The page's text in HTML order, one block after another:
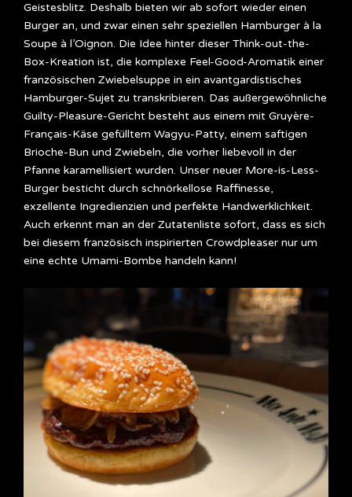
Geistesblitz. Deshalb bieten wir ab sofort wieder einen
Burger an, und zwar einen sehr speziellen Hamburger à la
Soupe à l’Oignon. Die Idee hinter dieser Think-out-the-
Box-Kreation ist, die komplexe Feel-Good-Aromatik einer
französischen Zwiebelsuppe in ein avantgardistisches
Hamburger-Sujet zu transkribieren. Das außergewöhnliche
Guilty-Pleasure-Gericht besteht aus einem mit Gruyère-
Français-Käse gefülltem Wagyu-Patty, einem saftigen
Brioche-Bun und Zwiebeln, die vorher liebevoll in der
Pfanne karamellisiert wurden. Unser neuer More-is-Less-
Burger besticht durch schnörkellose Raffinesse,
exzellente Ingredienzien und perfekte Handwerklichkeit.
Auch erkennt man an der Zutatenliste sofort, dass es sich
bei diesem französisch inspirierten Crowdpleaser nur um
eine echte Umami-Bombe handeln kann!